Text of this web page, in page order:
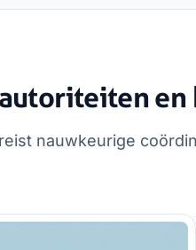
en
nauwkeurige